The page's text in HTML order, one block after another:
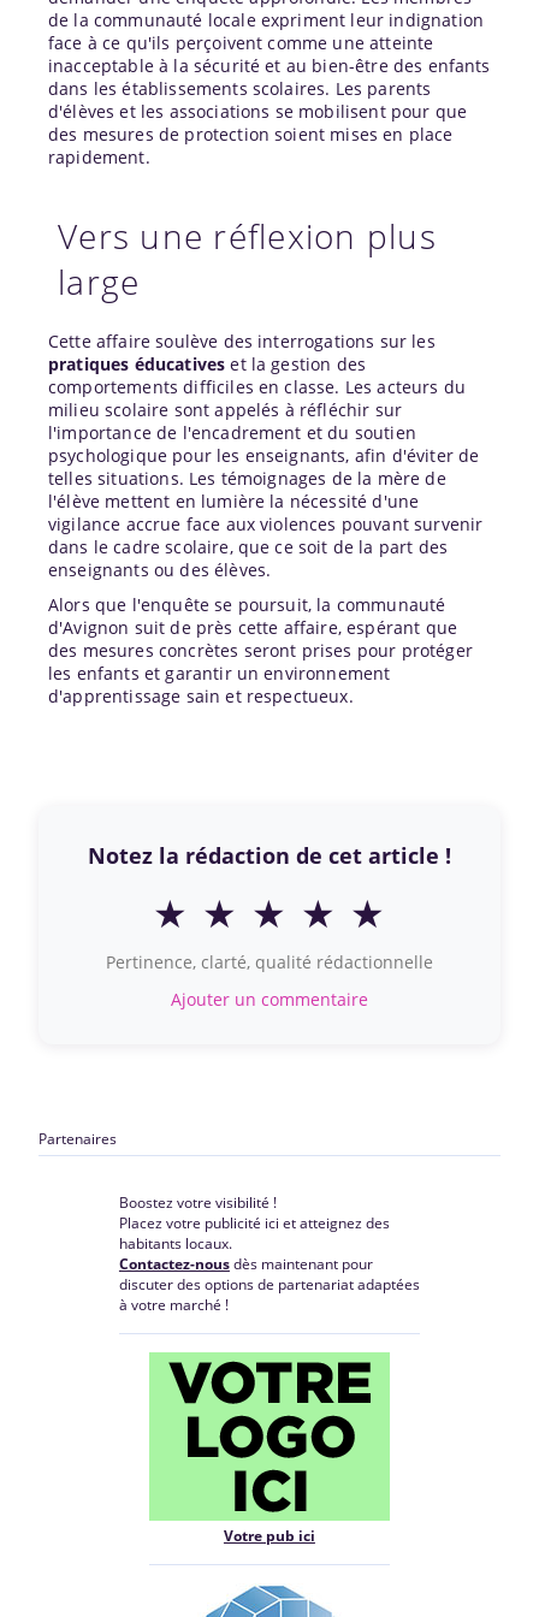
de la communauté locale expriment leur indignation
face à ce qu'ils perçoivent comme une atteinte
inacceptable à la sécurité et au bien-être des enfants
dans les établissements scolaires. Les parents
d'élèves et les associations se mobilisent pour que
des mesures de protection soient mises en place
rapidement.
Vers une réflexion plus
large
Cette affaire soulève des interrogations sur les
pratiques éducatives et la gestion des
comportements difficiles en classe. Les acteurs du
milieu scolaire sont appelés à réfléchir sur
l'importance de l'encadrement et du soutien
psychologique pour les enseignants, afin d'éviter de
telles situations. Les témoignages de la mère de
l'élève mettent en lumière la nécessité d'une
vigilance accrue face aux violences pouvant survenir
dans le cadre scolaire, que ce soit de la part des
enseignants ou des élèves.
Alors que l'enquête se poursuit, la communauté
d'Avignon suit de près cette affaire, espérant que
des mesures concrètes seront prises pour protéger
les enfants et garantir un environnement
d'apprentissage sain et respectueux.
Notez la rédaction de cet article !
★ ★ ★ ★ ★
Pertinence, clarté, qualité rédactionnelle
Ajouter un commentaire
Partenaires
Boostez votre visibilité !
Placez votre publicité ici et atteignez des
habitants locaux.
Contactez-nousdès maintenant pour
discuter des options de partenariat adaptées
à votre marché !
Votre pub ici